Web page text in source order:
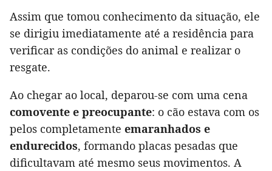
Assim que tomou conhecimento da situação, ele
se dirigiu imediatamente até a residência para
verificar as condições do animal e realizar o
resgate.
Ao chegar ao local, deparou-se com uma cena
comovente e preocupante: o cão estava com os
pelos completamente emaranhados e
endurecidos, formando placas pesadas que
dificultavam até mesmo seus movimentos. A